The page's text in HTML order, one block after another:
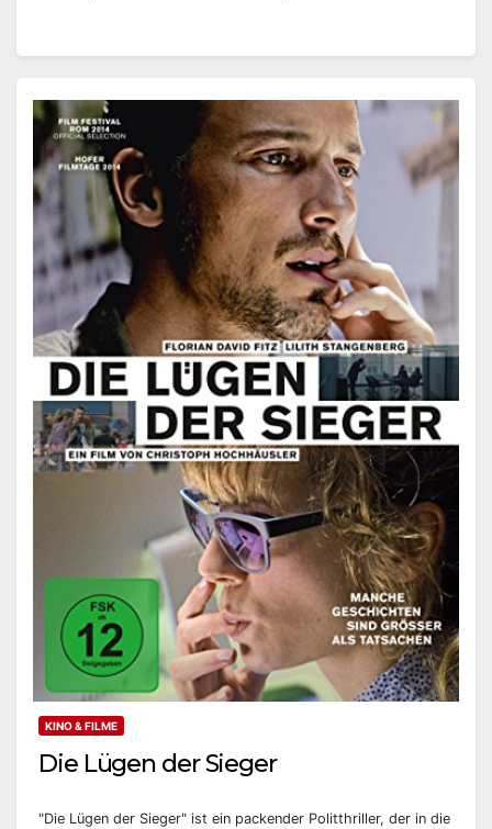
KINO & FILME
Die Lügen der Sieger
"Die Lügen der Sieger" ist ein packender Politthriller, der in die